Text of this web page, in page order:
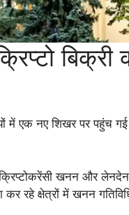
में एक नए शिखर पर पहुंच
क्रिप्टोकरेंसी खनन और
रहे क्षेत्रों में खनन